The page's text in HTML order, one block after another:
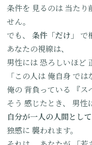
条件を 見るのは 当たり
せん。
でも、
条件「だけ」 で
あなたの視線は、
男性には恐ろしいほど
「この人は 俺自身 では
俺の 背負っている 『
そう 感じたとき、
男性
自分が一人の人間として
独感に 襲われます。